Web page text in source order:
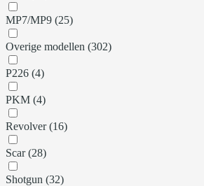
MP7/MP9 (25)
Overige modellen (302)
P226 (4)
PKM (4)
Revolver (16)
Scar (28)
Shotgun (32)